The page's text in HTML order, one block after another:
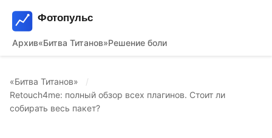
Архив«Битва Титанов»Решение боли
«Битва Титанов»
Retouch4me: полный обзор всех плагинов. Стоит ли
собирать весь пакет?